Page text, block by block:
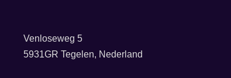
Venloseweg 5
5931GR Tegelen, Nederland